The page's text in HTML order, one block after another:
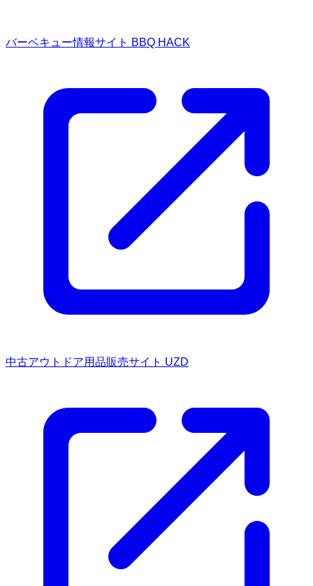
バーベキュー情報サイト BBQ HACK
中古アウトドア用品販売サイト UZD